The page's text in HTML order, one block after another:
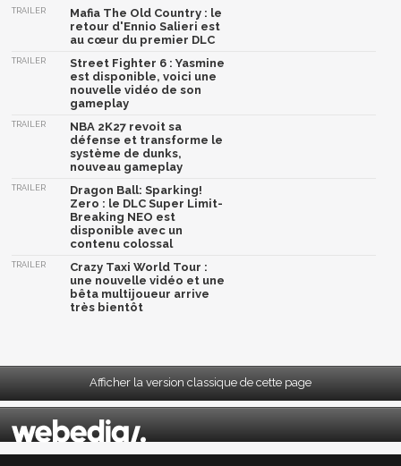
TRAILER
Mafia The Old Country : le
retour d'Ennio Salieri est
au cœur du premier DLC
TRAILER
Street Fighter 6 : Yasmine
est disponible, voici une
nouvelle vidéo de son
gameplay
TRAILER
NBA 2K27 revoit sa
défense et transforme le
système de dunks,
nouveau gameplay
TRAILER
Dragon Ball: Sparking!
Zero : le DLC Super Limit-
Breaking NEO est
disponible avec un
contenu colossal
TRAILER
Crazy Taxi World Tour :
une nouvelle vidéo et une
bêta multijoueur arrive
très bientôt
Afficher la version classique de cette page